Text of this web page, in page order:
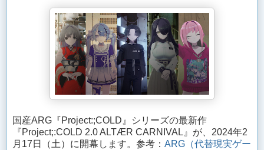
国産ARG『Project:;COLD』シリーズの最新作
『Project;:COLD 2.0 ALTÆR CARNIVAL』が、2024年2
月17日（土）に開幕します。参考： ARG（代替現実ゲー